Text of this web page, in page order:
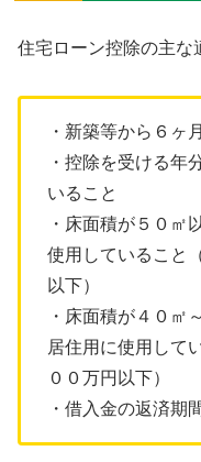
住宅ローン控除の主な
・新築等から６ヶ
・控除を受ける年
いること
・床面積が５０㎡
使用していること
以下）
・床面積が４０㎡
居住用に使用して
００万円以下）
・借入金の返済期